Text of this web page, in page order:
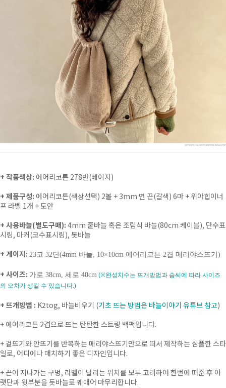
+ 작품색상: 에어리코튼 278번(베이지)
+ 제품구성: 에어리코튼(색상선택) 2볼 + 3mm 면 끈(갈색) 6마 + 위아힙이너
프 라벨 1개 + 도안
+ 사용바늘(별도구매): 4mm 줄바늘 혹은 조립식 바늘(80cm 케이블), 단수표
시링, 마커(코수표시링), 돗바늘
+ 게이지: 23코 32단(4mm 바늘, 10×10cm 에어리코튼 2겹 메리야스뜨기)
+ 사이즈: 가로 38cm, 세로 40cm (※완성치수는 뜨개방법과 솜씨에 따라 사이즈
의 오차가 생길 수 있습니다.)
+ 뜨개방법 : K2tog, 바늘비우기 (기초 뜨는 방법은 바늘이야기 유튜브 참고)
+ 에어리코튼 2겹으로 뜨는 탄탄한 스트링 백팩입니다.
+겉뜨기와 안뜨기를 반복하는 메리야스뜨기만으로 떠서 제작하는 심플한 스타
일로, 어디에나 매치하기 좋은 디자인입니다.
+끈이 지나가는 구멍, 라벨이 달리는 위치를 모두 고려하여 한번에 떠준 후 아
랫단과 윗부분을 돗바늘로 꿰매어 마무리합니다.